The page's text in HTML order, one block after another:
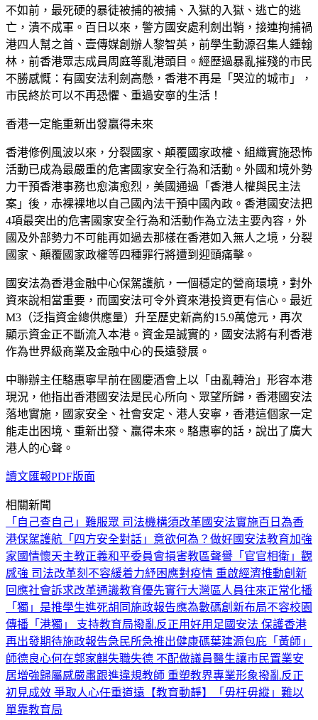
不如前，最死硬的暴徒被捕的被捕、入獄的入獄、逃亡的逃
亡，潰不成軍。百日以來，警方國安處利劍出鞘，接連拘捕禍
港四人幫之首、壹傳媒創辦人黎智英，前學生動源召集人鍾翰
林，前香港眾志成員周庭等亂港頭目。經歷過暴亂摧殘的市民
不勝感慨：有國安法利劍高懸，香港不再是「哭泣的城市」，
市民終於可以不再恐懼、重過安寧的生活！
香港一定能重新出發贏得未來
香港修例風波以來，分裂國家、顛覆國家政權、組織實施恐怖
活動已成為最嚴重的危害國家安全行為和活動。外國和境外勢
力干預香港事務也愈演愈烈，美國通過「香港人權與民主法
案」後，赤裸裸地以自己國內法干預中國內政。香港國安法把
4項最突出的危害國家安全行為和活動作為立法主要內容，外
國及外部勢力不可能再如過去那樣在香港如入無人之境，分裂
國家、顛覆國家政權等四種罪行將遭到迎頭痛擊。
國安法為香港金融中心保駕護航，一個穩定的營商環境，對外
資來說相當重要，而國安法可令外資來港投資更有信心。最近
M3（泛指資金總供應量）升至歷史新高約15.9萬億元，再次
顯示資金正不斷流入本港。資金是誠實的，國安法將有利香港
作為世界級商業及金融中心的長遠發展。
中聯辦主任駱惠寧早前在國慶酒會上以「由亂轉治」形容本港
現況，他指出香港國安法是民心所向、眾望所歸，香港國安法
落地實施，國家安全、社會安定、港人安寧，香港這個家一定
能走出困境、重新出發、贏得未來。駱惠寧的話，說出了廣大
港人的心聲。
讀文匯報PDF版面
相關新聞
「自己查自己」難服眾 司法機構須改革國安法實施百日為香
港保駕護航 「四方安全對話」意欲何為？ 做好國安法教育加強
家國情懷天主教正義和平委員會損害教區聲譽 「官官相衛」觀
感強 司法改革刻不容緩着力紓困應對疫情 重啟經濟推動創新
回應社會訴求改革通識教育優先實行大灣區人員往來正常化播
「獨」是推學生進死胡同施政報告應為數碼創新布局不容校園
傳播「港獨」 支持教育局撥亂反正用好用足國安法 保護香港
再出發期待施政報告急民所急推出健康碼葉建源包庇「黃師」
師德良心何在郭家麒失職失德 不配做議員醫生讓市民置業安
居增強歸屬感嚴肅跟進違規教師 重塑教界專業形象撥亂反正
初見成效 爭取人心任重道遠 【教育動靜】「毋枉毋縱」難以
單靠教育局